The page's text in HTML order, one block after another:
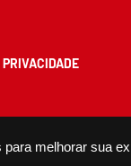
melhorar sua